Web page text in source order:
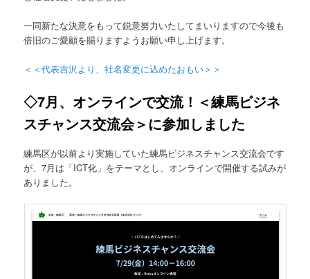
一同新たな決意をもって鋭意努力いたしてまいりますので今後も
倍旧のご愛顧を賜りますようお願い申し上げます。
＜＜代表吉沢より、社名変更に込めたおもい＞＞
◇7月、オンラインで交流！＜練馬ビジネ
スチャンス交流会＞に参加しました
練馬区が以前より実施していた練馬ビジネスチャンス交流会です
が、7月は「ICT化」をテーマとし、オンラインで開催する試みが
ありました。